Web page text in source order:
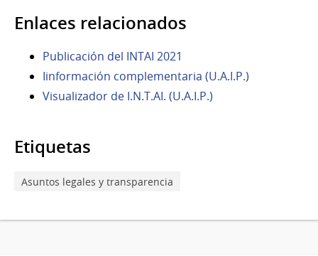
Enlaces relacionados
Publicación del INTAI 2021
Iinformación complementaria (U.A.I.P.)
Visualizador de I.N.T.AI. (U.A.I.P.)
Etiquetas
Asuntos legales y transparencia